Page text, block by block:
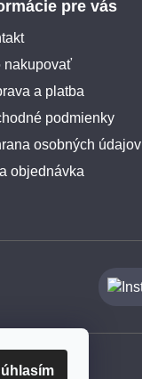
pre vás
nakupovať
a platba
podmienky
osobných údajov
objednávka